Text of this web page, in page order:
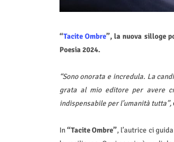
“Tacite Ombre”, la nuova silloge
Poesia 2024.
“Sono onorata e incredula. La
grata al mio editore per avere
indispensabile per l’umanità tutta”,
In“Tacite Ombre”, l’autrice ci